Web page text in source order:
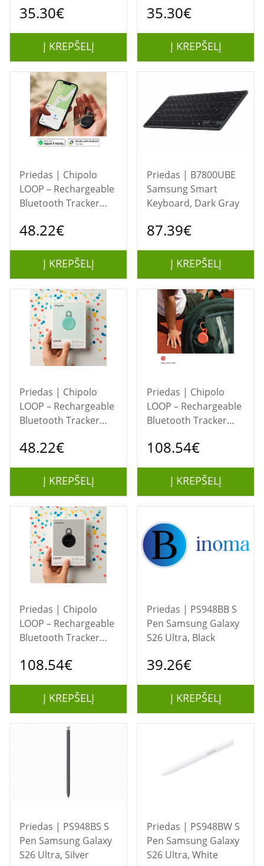
iOS &amp; Android,
35.30€
Į KREPŠELĮ
iOS &amp; Android,
35.30€
Į KREPŠELĮ
Priedas | Chipolo
LOOP – Rechargeable
Bluetooth Tracker
iOS &amp; Android,
48.22€
Į KREPŠELĮ
Priedas | B7800UBE
Samsung Smart
Keyboard, Dark Gray
87.39€
Į KREPŠELĮ
Priedas | Chipolo
LOOP – Rechargeable
Bluetooth Tracker
iOS &amp; Android,
48.22€
Į KREPŠELĮ
Priedas | Chipolo
LOOP – Rechargeable
Bluetooth Tracker
iOS &amp; Android,
108.54€
Į KREPŠELĮ
Priedas | Chipolo
LOOP – Rechargeable
Bluetooth Tracker
iOS &amp; Android,
108.54€
Į KREPŠELĮ
Priedas | PS948BB S
Pen Samsung Galaxy
S26 Ultra, Black
39.26€
Į KREPŠELĮ
Priedas | PS948BS S
Pen Samsung Galaxy
S26 Ultra, Silver
Priedas | PS948BW S
Pen Samsung Galaxy
S26 Ultra, White